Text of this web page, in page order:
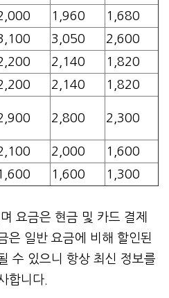
1,960
1,680
3,050
2,600
2,140
1,820
2,140
1,820
2,800 2,300
2,000
1,600
1,600 1,300
요금은 현금 및 카드 결제
은 일반 요금에 비해 할인된
수 있으니 항상 최신 정보를
합니다.